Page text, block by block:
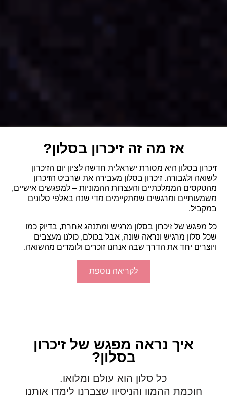
אז מה זה זיכרון בסלון?
זיכרון בסלון היא מסורת ישראלית חדשה לציון יום הזיכרון
לשואה ולגבורה. זיכרון בסלון מעבירה את שרביט הזיכרון
מהטקסים הממלכתיים והעצרות ההמוניות – למפגשים אישיים,
משמעותיים ומרגשים שמתקיימים מדי שנה באלפי סלונים
במקביל.
כל מפגש של זיכרון בסלון מרגיש ומתנהג אחרת, בדיוק כמו
שכל סלון מרגיש ונראה שונה, אבל בכולם, כולנו מעצבים
ויוצרים יחד את הדרך שבה אנחנו זוכרים ולומדים מהשואה.
לקריאה נוספת
איך נראה מפגש של זיכרון
בסלון?
כל סלון הוא עולם ומלואו.
חוכמת ההמון והניסיון שצברנו לימדו אותנו